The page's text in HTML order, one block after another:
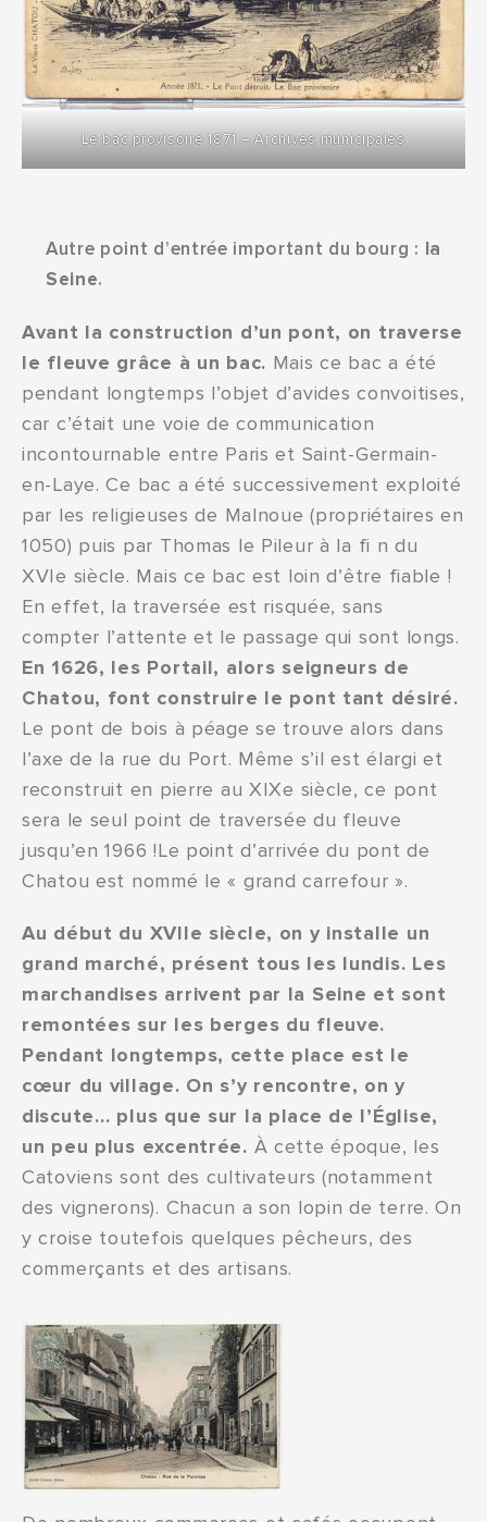
Le bac provisoire 1871 – Archives municipales
Autre point d’entrée important du bourg : la
Seine.
Avant la construction d’un pont, on traverse
le fleuve grâce à un bac. Mais ce bac a été
pendant longtemps l’objet d’avides convoitises,
car c’était une voie de communication
incontournable entre Paris et Saint-Germain-
en-Laye. Ce bac a été successivement exploité
par les religieuses de Malnoue (propriétaires en
1050) puis par Thomas le Pileur à la fi n du
XVIe siècle. Mais ce bac est loin d’être fiable !
En effet, la traversée est risquée, sans
compter l’attente et le passage qui sont longs.
En 1626, les Portail, alors seigneurs de
Chatou, font construire le pont tant désiré.
Le pont de bois à péage se trouve alors dans
l’axe de la rue du Port. Même s’il est élargi et
reconstruit en pierre au XIXe siècle, ce pont
sera le seul point de traversée du fleuve
jusqu’en 1966 !Le point d’arrivée du pont de
Chatou est nommé le « grand carrefour ».
Au début du XVIIe siècle, on y installe un
grand marché, présent tous les lundis. Les
marchandises arrivent par la Seine et sont
remontées sur les berges du fleuve.
Pendant longtemps, cette place est le
cœur du village. On s’y rencontre, on y
discute… plus que sur la place de l’Église,
un peu plus excentrée. À cette époque, les
Catoviens sont des cultivateurs (notamment
des vignerons). Chacun a son lopin de terre. On
y croise toutefois quelques pêcheurs, des
commerçants et des artisans.